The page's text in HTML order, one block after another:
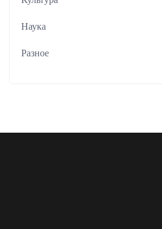
Наука
Разное